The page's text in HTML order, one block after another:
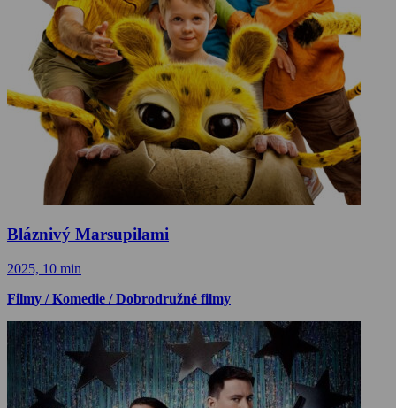
Bláznivý Marsupilami
2025, 10 min
Filmy / Komedie / Dobrodružné filmy